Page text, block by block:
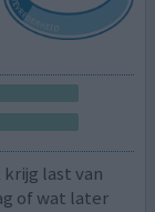
last van
of wat later